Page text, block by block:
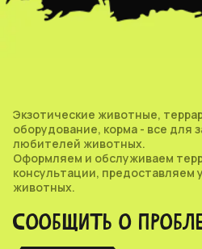
Экзотические животные,
оборудование, корма - все для
любителей животных.
Оформляем и обслуживаем
консультации, предоставляем
животных.
СООБЩИТЬ О